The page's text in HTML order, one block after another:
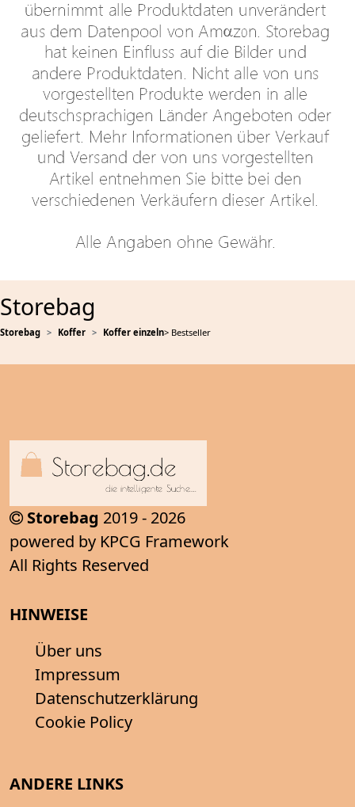
Storebag
Storebag Koffer Koffer einzeln> Bestseller
Storebag 2019 - 2026
powered by KPCG Framework
All Rights Reserved
HINWEISE
Über uns
Impressum
Datenschutzerklärung
Cookie Policy
ANDERE LINKS